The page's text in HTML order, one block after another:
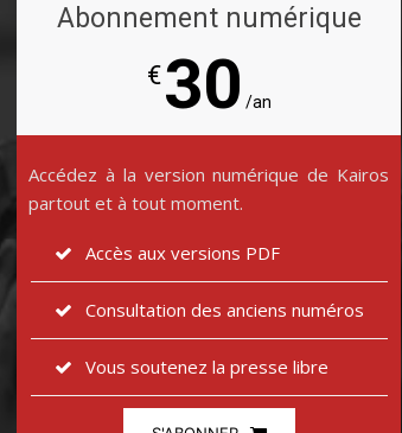
Abonnement numérique
€30 /an
Accédez à la version numérique de Kairos
partout et à tout moment.
Accès aux versions PDF
Consultation des anciens numéros
Vous soutenez la presse libre